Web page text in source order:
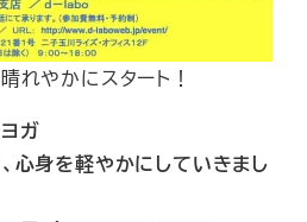
れやかにスタート！
ガ
心身を軽やかにしていきまし